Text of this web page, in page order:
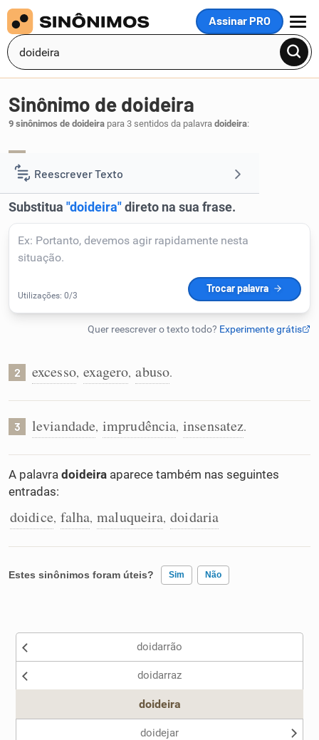
Assinar PRO
MENU
Reescrever Texto
Resumir Texto
Corrigir Texto
Detector de IA
Humanizador de IA
Conexões
Caça-palavras
Dicionário
Sinônimo de doideira
9 sinônimos de doideira para 3 sentidos da palavra doideira:
2 excesso, exagero, abuso.
3 leviandade, imprudência, insensatez.
A palavra doideira aparece também nas seguintes
entradas:
doidice, falha, maluqueira, doidaria
Estes sinônimos foram úteis? Sim Não
Nenhum dos sinônimos apresentados me ajudou
doidarrão
doidarraz
doideira
doidejar